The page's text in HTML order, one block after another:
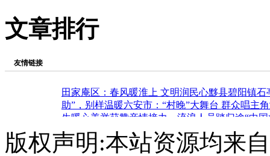
文章排行
友情链接
田家庵区：春风暖淮上 文明润民心黟县碧阳镇石
助”，别样温暖六安市：“村晚”大舞台 群众唱主角
生暖心善举获赞亲情接力，流浪人员踏归途“中
版权声明:本站资源均来